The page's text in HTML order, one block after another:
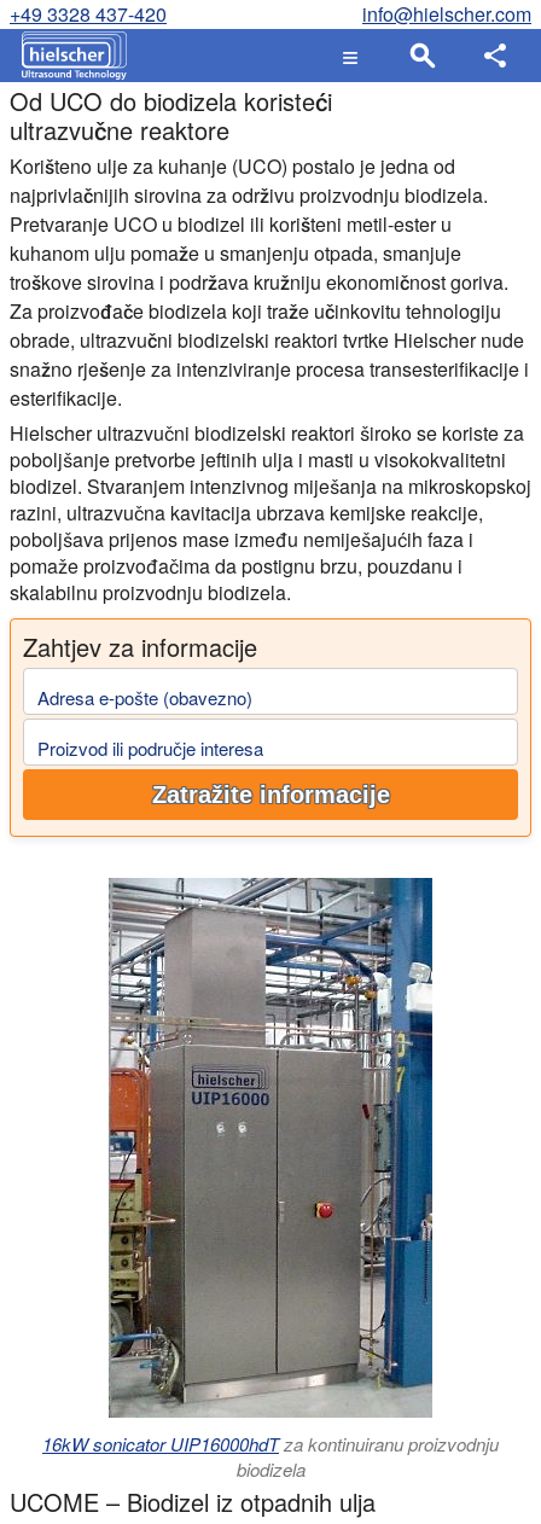
+49 3328 437-420 info@hielscher.com
Od UCO do biodizela koristeći
ultrazvučne reaktore
Korišteno ulje za kuhanje (UCO) postalo je jedna od
najprivlačnijih sirovina za održivu proizvodnju biodizela.
Pretvaranje UCO u biodizel ili korišteni metil-ester u
kuhanom ulju pomaže u smanjenju otpada, smanjuje
troškove sirovina i podržava kružniju ekonomičnost goriva.
Za proizvođače biodizela koji traže učinkovitu tehnologiju
obrade, ultrazvučni biodizelski reaktori tvrtke Hielscher nude
snažno rješenje za intenziviranje procesa transesterifikacije i
esterifikacije.
Hielscher ultrazvučni biodizelski reaktori široko se koriste za
poboljšanje pretvorbe jeftinih ulja i masti u visokokvalitetni
biodizel. Stvaranjem intenzivnog miješanja na mikroskopskoj
razini, ultrazvučna kavitacija ubrzava kemijske reakcije,
poboljšava prijenos mase između nemiješajućih faza i
pomaže proizvođačima da postignu brzu, pouzdanu i
skalabilnu proizvodnju biodizela.
Zahtjev za informacije
Adresa e-pošte (obavezno)
Proizvod ili područje interesa
Zatražite informacije
16kW sonicator UIP16000hdTza kontinuiranu proizvodnju
biodizela
UCOME – Biodizel iz otpadnih ulja